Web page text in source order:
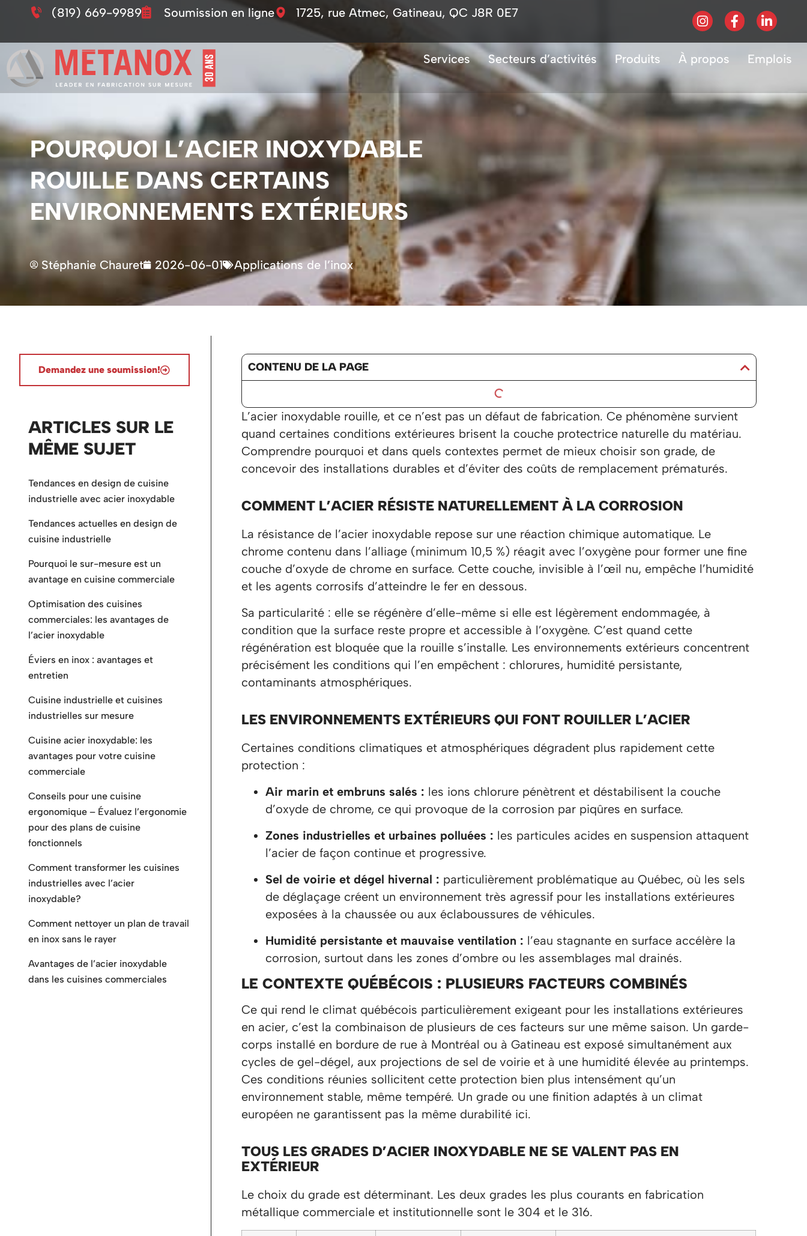
(819) 669-9989 Soumission en ligne 1725, rue Atmec, Gatineau, QC J8R 0E7
Services Secteurs d’activités Produits À propos Emplois
POURQUOI L’ACIER INOXYDABLE
ROUILLE DANS CERTAINS
ENVIRONNEMENTS EXTÉRIEURS
Stéphanie Chauret 2026-06-01 Applications de l’inox
Demandez une soumission!
ARTICLES SUR LE
MÊME SUJET
Tendances en design de cuisine
industrielle avec acier inoxydable
Tendances actuelles en design de
cuisine industrielle
Pourquoi le sur-mesure est un
avantage en cuisine commerciale
Optimisation des cuisines
commerciales: les avantages de
l’acier inoxydable
Éviers en inox : avantages et
entretien
Cuisine industrielle et cuisines
industrielles sur mesure
Cuisine acier inoxydable: les
avantages pour votre cuisine
commerciale
Conseils pour une cuisine
ergonomique – Évaluez l’ergonomie
pour des plans de cuisine
fonctionnels
Comment transformer les cuisines
industrielles avec l’acier
inoxydable?
Comment nettoyer un plan de travail
en inox sans le rayer
Avantages de l’acier inoxydable
dans les cuisines commerciales
CONTENU DE LA PAGE
L’acier inoxydable rouille, et ce n’est pas un défaut de fabrication. Ce phénomène survient
quand certaines conditions extérieures brisent la couche protectrice naturelle du matériau.
Comprendre pourquoi et dans quels contextes permet de mieux choisir son grade, de
concevoir des installations durables et d’éviter des coûts de remplacement prématurés.
COMMENT L’ACIER RÉSISTE NATURELLEMENT À LA CORROSION
La résistance de l’acier inoxydable repose sur une réaction chimique automatique. Le
chrome contenu dans l’alliage (minimum 10,5 %) réagit avec l’oxygène pour former une fine
couche d’oxyde de chrome en surface. Cette couche, invisible à l’œil nu, empêche l’humidité
et les agents corrosifs d’atteindre le fer en dessous.
Sa particularité : elle se régénère d’elle-même si elle est légèrement endommagée, à
condition que la surface reste propre et accessible à l’oxygène. C’est quand cette
régénération est bloquée que la rouille s’installe. Les environnements extérieurs concentrent
précisément les conditions qui l’en empêchent : chlorures, humidité persistante,
contaminants atmosphériques.
LES ENVIRONNEMENTS EXTÉRIEURS QUI FONT ROUILLER L’ACIER
Certaines conditions climatiques et atmosphériques dégradent plus rapidement cette
protection :
Air marin et embruns salés : les ions chlorure pénètrent et déstabilisent la couche
d’oxyde de chrome, ce qui provoque de la corrosion par piqûres en surface.
Zones industrielles et urbaines polluées : les particules acides en suspension attaquent
l’acier de façon continue et progressive.
Sel de voirie et dégel hivernal : particulièrement problématique au Québec, où les sels
de déglaçage créent un environnement très agressif pour les installations extérieures
exposées à la chaussée ou aux éclaboussures de véhicules.
Humidité persistante et mauvaise ventilation : l’eau stagnante en surface accélère la
corrosion, surtout dans les zones d’ombre ou les assemblages mal drainés.
LE CONTEXTE QUÉBÉCOIS : PLUSIEURS FACTEURS COMBINÉS
Ce qui rend le climat québécois particulièrement exigeant pour les installations extérieures
en acier, c’est la combinaison de plusieurs de ces facteurs sur une même saison. Un garde-
corps installé en bordure de rue à Montréal ou à Gatineau est exposé simultanément aux
cycles de gel-dégel, aux projections de sel de voirie et à une humidité élevée au printemps.
Ces conditions réunies sollicitent cette protection bien plus intensément qu’un
environnement stable, même tempéré. Un grade ou une finition adaptés à un climat
européen ne garantissent pas la même durabilité ici.
TOUS LES GRADES D’ACIER INOXYDABLE NE SE VALENT PAS EN
EXTÉRIEUR
Le choix du grade est déterminant. Les deux grades les plus courants en fabrication
métallique commerciale et institutionnelle sont le 304 et le 316.